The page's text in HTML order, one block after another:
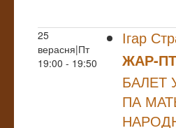
25
верасня|Пт
19:00 - 19:50
Ігар
ЖАР-
БАЛЕТ
ПА